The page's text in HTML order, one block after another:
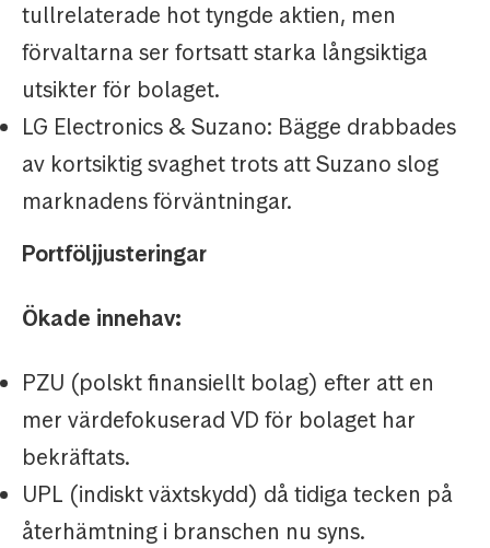
tullrelaterade hot tyngde aktien, men
förvaltarna ser fortsatt starka långsiktiga
utsikter för bolaget.
LG Electronics & Suzano: Bägge drabbades
av kortsiktig svaghet trots att Suzano slog
marknadens förväntningar.
Portföljjusteringar
Ökade innehav:
PZU (polskt finansiellt bolag) efter att en
mer värdefokuserad VD för bolaget har
bekräftats.
UPL (indiskt växtskydd) då tidiga tecken på
återhämtning i branschen nu syns.